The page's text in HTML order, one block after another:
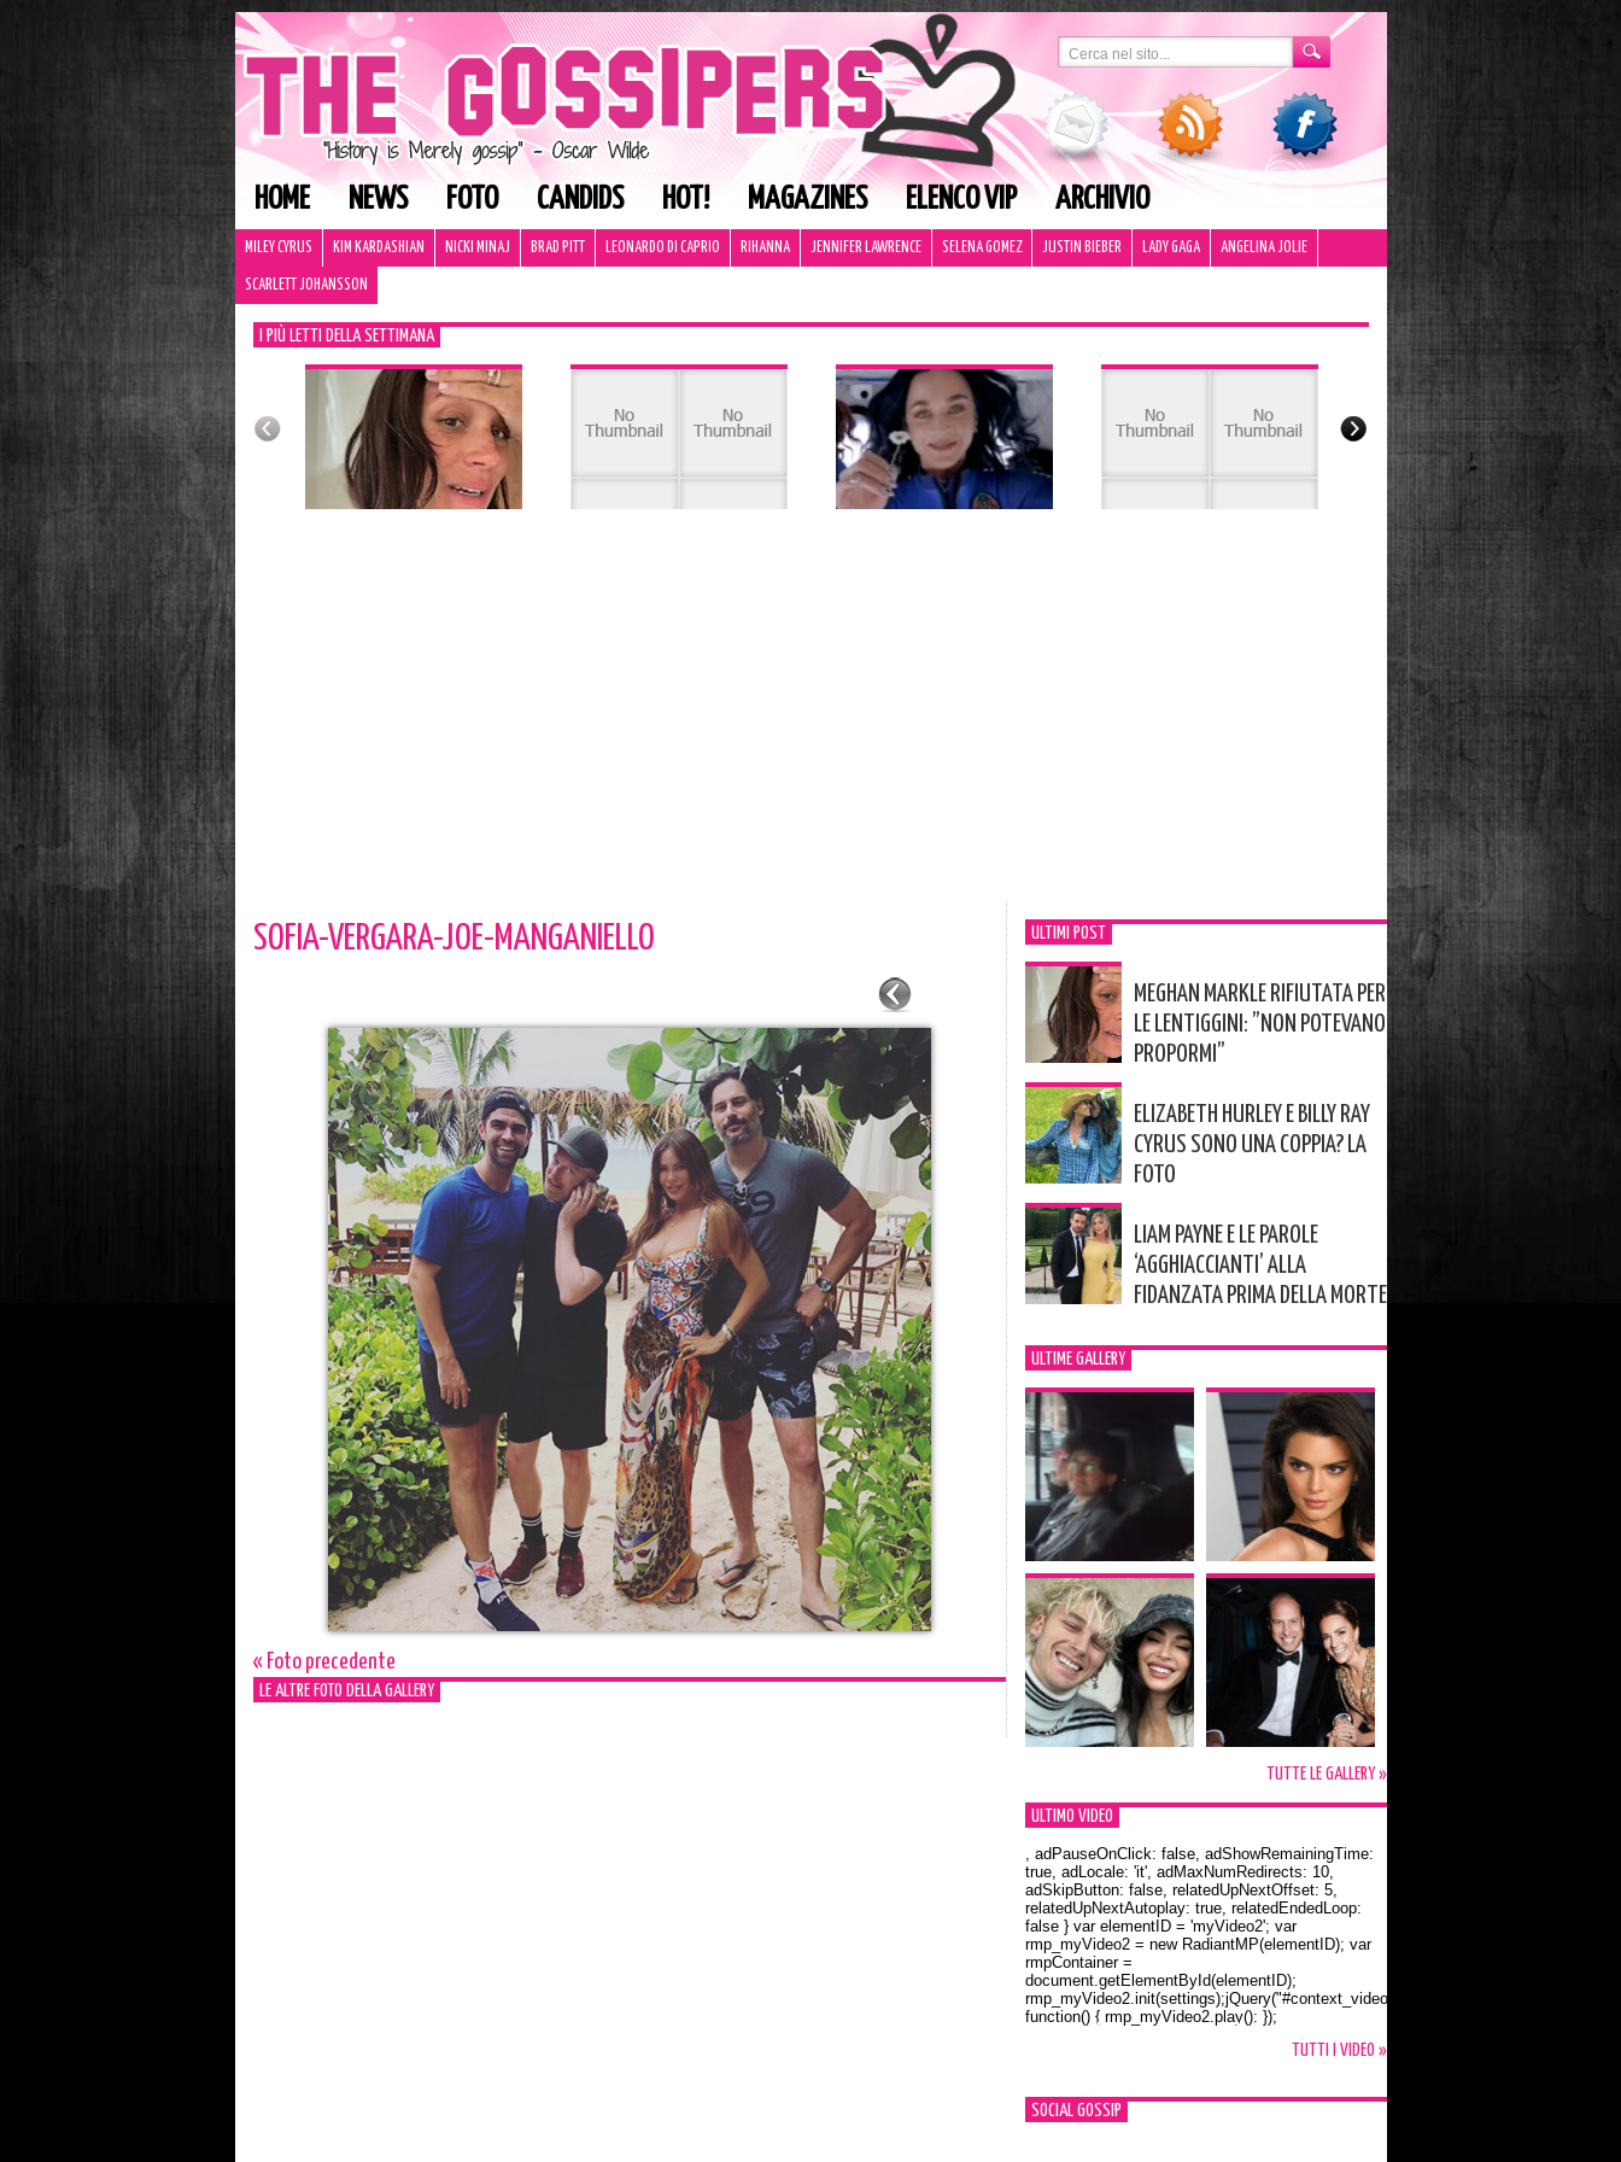
HOME NEWS FOTO CANDIDS HOT! MAGAZINES ELENCO VIP ARCHIVIO
MILEY CYRUS KIM KARDASHIAN NICKI MINAJ BRAD PITT LEONARDO DI CAPRIO RIHANNA JENNIFER LAWRENCE SELENA GOMEZ JUSTIN BIEBER LADY GAGA ANGELINA JOLIE
SCARLETT JOHANSSON
I PIÙ LETTI DELLA SETTIMANA
SOFIA-VERGARA-JOE-MANGANIELLO
« Foto precedente
LE ALTRE FOTO DELLA GALLERY
ULTIMI POST
MEGHAN MARKLE RIFIUTATA PER
LE LENTIGGINI: ”NON POTEVANO
PROPORMI”
ELIZABETH HURLEY E BILLY RAY
CYRUS SONO UNA COPPIA? LA
FOTO
LIAM PAYNE E LE PAROLE
‘AGGHIACCIANTI’ ALLA
FIDANZATA PRIMA DELLA MORTE
ULTIME GALLERY
TUTTE LE GALLERY »
ULTIMO VIDEO
Orlando Bloom e la t-shirt dedicata a Flynn
, adPauseOnClick: false, adShowRemainingTime:
true, adLocale: 'it', adMaxNumRedirects: 10,
adSkipButton: false, relatedUpNextOffset: 5,
relatedUpNextAutoplay: true, relatedEndedLoop:
false } var elementID = 'myVideo2'; var
rmp_myVideo2 = new RadiantMP(elementID); var
rmpContainer =
document.getElementById(elementID);
rmp_myVideo2.init(settings);jQuery("#context_video2").one("mouseover",
function() { rmp_myVideo2.play(); });
TUTTI I VIDEO »
SOCIAL GOSSIP